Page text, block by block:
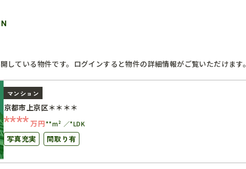
している物件です。ログインすると物件の詳細情報がご覧いただけます。
マンション
京都市上京区＊＊＊＊
****万円**m² *LDK
写真充実 間取り有